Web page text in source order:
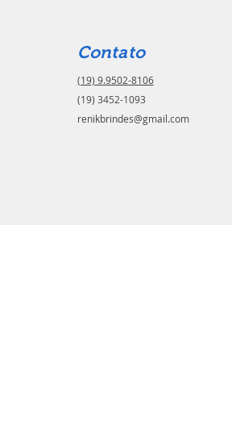
Contato
(19) 9.9502-8106
(19) 3452-1093
renikbrindes@gmail.com